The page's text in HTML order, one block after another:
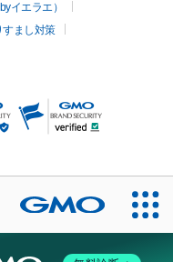
イエラエ）
すまし対策